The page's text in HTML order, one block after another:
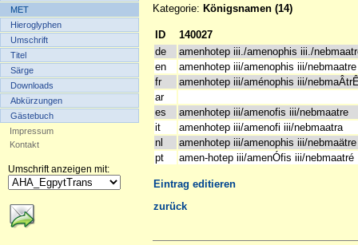
MET
Hieroglyphen
Umschrift
Titel
Särge
Downloads
Abkürzungen
Gästebuch
Impressum
Kontakt
Umschrift anzeigen mit:
Kategorie: Königsnamen (14)
ID
140027
de
amenhotep iii./amenophis iii./
en
amenhotep iii/amenophis iii/nebmaatre
fr
amenhotep iii/aménophis iii/
ar
es
amenhotep iii/amenofis iii/nebmaatre
it
amenhotep iii/amenofi iii/nebmaatra
nl
amenhotep iii/amenophis iii/nebmaätre
pt
amen-hotep iii/amenÓfis iii/nebmaatré
Eintrag editieren
zurück